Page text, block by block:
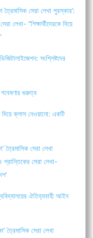
ত্রৈমাসিক সেরা লেখা পুরস্কার’:
লেখা- “শিক্ষার্থীদেরকে দিয়ে
সংশ্লিষ্টদের
গবেষণার গুরুত্ব
দিয়ে ক্লাস নেওয়ানো: একটি
ত্রৈমাসিক সেরা লেখা
সেরা লেখা-
ঐতিহ্যবাহী আইন
ত্রৈমাসিক সেরা লেখা